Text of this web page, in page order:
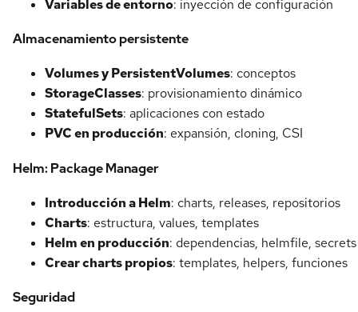
Variables de entorno: inyección de configuración
Almacenamiento persistente
Volumes y PersistentVolumes: conceptos
StorageClasses: provisionamiento dinámico
StatefulSets: aplicaciones con estado
PVC en producción: expansión, cloning, CSI
Helm: Package Manager
Introducción a Helm: charts, releases, repositorios
Charts: estructura, values, templates
Helm en producción: dependencias, helmfile, secrets
Crear charts propios: templates, helpers, funciones
Seguridad